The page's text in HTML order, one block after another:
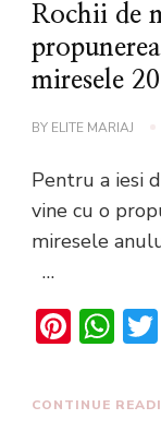
Rochii de
miresele
BY ELITE MARIAJ
Pentru a iesi
vine cu o
miresele
…
CONTINUE